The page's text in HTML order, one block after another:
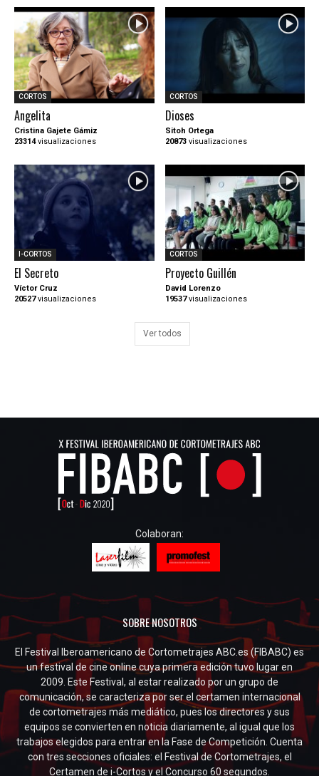
CORTOS
Angelita
Cristina Gajete Gámiz
23314visualizaciones
CORTOS
Dioses
Sitoh Ortega
20873visualizaciones
I-CORTOS
El Secreto
Víctor Cruz
20527visualizaciones
CORTOS
Proyecto Guillén
David Lorenzo
19537visualizaciones
Ver todos
Colaboran:
SOBRE NOSOTROS
El Festival Iberoamericano de Cortometrajes ABC.es (FIBABC) es
un festival de cine online cuya primera edición tuvo lugar en
2009. Este Festival, al estar realizado por un grupo de
comunicación, se caracteriza por ser el certamen internacional
de cortometrajes más mediático, pues los directores y sus
equipos se convierten en noticia diariamente, al igual que los
trabajos elegidos para entrar en la Fase de Competición. Cuenta
con tres secciones oficiales: el Festival de Cortometrajes, el
Certamen de i-Cortos y el Concurso 60 segundos.